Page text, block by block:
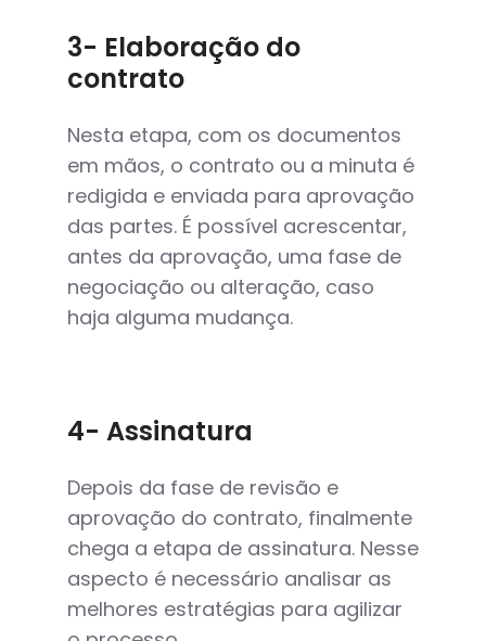
3- Elaboração do
contrato
Nesta etapa, com os documentos
em mãos, o contrato ou a minuta é
redigida e enviada para aprovação
das partes. É possível acrescentar,
antes da aprovação, uma fase de
negociação ou alteração, caso
haja alguma mudança.
4- Assinatura
Depois da fase de revisão e
aprovação do contrato, finalmente
chega a etapa de assinatura. Nesse
aspecto é necessário analisar as
melhores estratégias para agilizar